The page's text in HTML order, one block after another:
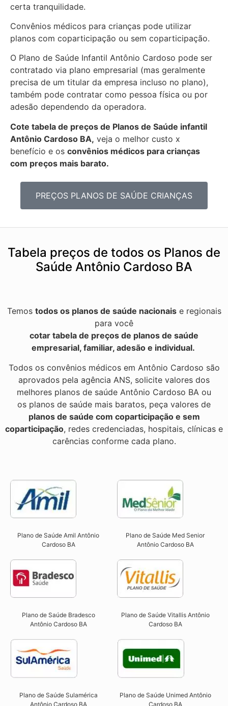
certa tranquilidade.
Convênios médicos para crianças pode utilizar
planos com coparticipação ou sem coparticipação.
O Plano de Saúde Infantil Antônio Cardoso pode ser
contratado via plano empresarial (mas geralmente
precisa de um titular da empresa incluso no plano),
também pode contratar como pessoa física ou por
adesão dependendo da operadora.
Cote tabela de preços de Planos de Saúde infantil
Antônio Cardoso BA, veja o melhor custo x
benefício e os convênios médicos para crianças
com preços mais barato.
PREÇOS PLANOS DE SAÚDE CRIANÇAS
Tabela preços de todos os Planos de
Saúde Antônio Cardoso BA
Temos todos os planos de saúde nacionaise regionais
para você
cotar tabela de preços de planos de saúde
empresarial, familiar, adesão e individual.
Todos os convênios médicos em Antônio Cardoso são
aprovados pela agência ANS, solicite valores dos
melhores planos de saúde Antônio Cardoso BA ou
os planos de saúde mais baratos, peça valores de
planos de saúde com coparticipação e sem
coparticipação, redes credenciadas, hospitais, clínicas e
carências conforme cada plano.
Plano de Saúde Amil Antônio
Cardoso BA
Plano de Saúde Med Senior
Antônio Cardoso BA
Plano de Saúde Bradesco
Antônio Cardoso BA
Plano de Saúde Vitallis Antônio
Cardoso BA
Plano de Saúde Sulamérica
Antônio Cardoso BA
Plano de Saúde Unimed Antônio
Cardoso BA